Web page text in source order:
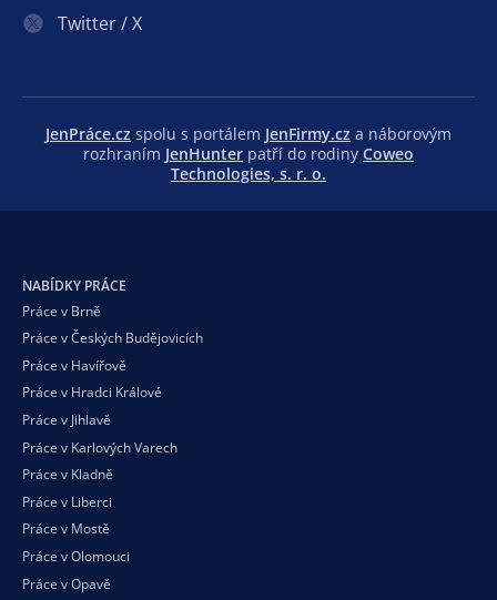
Twitter / X
JenPráce.cz spolu s portálem JenFirmy.cz a náborovým
rozhraním JenHunter patří do rodiny Coweo
Technologies, s. r. o.
NABÍDKY PRÁCE
Práce v Brně
Práce v Českých Budějovicích
Práce v Havířově
Práce v Hradci Králové
Práce v Jihlavě
Práce v Karlových Varech
Práce v Kladně
Práce v Liberci
Práce v Mostě
Práce v Olomouci
Práce v Opavě